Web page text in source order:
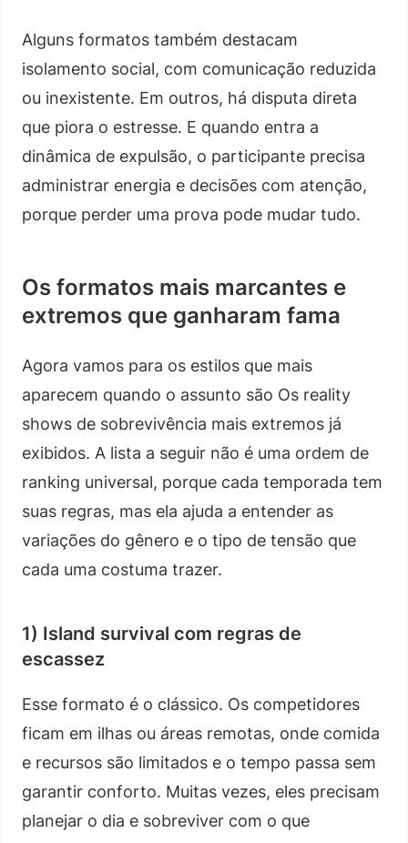
Alguns formatos também destacam
isolamento social, com comunicação reduzida
ou inexistente. Em outros, há disputa direta
que piora o estresse. E quando entra a
dinâmica de expulsão, o participante precisa
administrar energia e decisões com atenção,
porque perder uma prova pode mudar tudo.
Os formatos mais marcantes e
extremos que ganharam fama
Agora vamos para os estilos que mais
aparecem quando o assunto são Os reality
shows de sobrevivência mais extremos já
exibidos. A lista a seguir não é uma ordem de
ranking universal, porque cada temporada tem
suas regras, mas ela ajuda a entender as
variações do gênero e o tipo de tensão que
cada uma costuma trazer.
1) Island survival com regras de
escassez
Esse formato é o clássico. Os competidores
ficam em ilhas ou áreas remotas, onde comida
e recursos são limitados e o tempo passa sem
garantir conforto. Muitas vezes, eles precisam
planejar o dia e sobreviver com o que